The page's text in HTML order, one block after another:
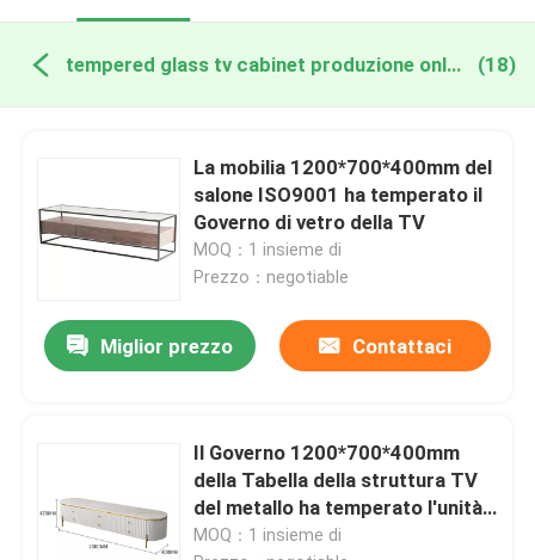
tempered glass tv cabinet produzione online (18)
La mobilia 1200*700*400mm del
salone ISO9001 ha temperato il
Governo di vetro della TV
MOQ：1 insieme di
Prezzo：negotiable
Miglior prezzo Contattaci
Il Governo 1200*700*400mm
della Tabella della struttura TV
del metallo ha temperato l'unità
di vetro della TV
MOQ：1 insieme di